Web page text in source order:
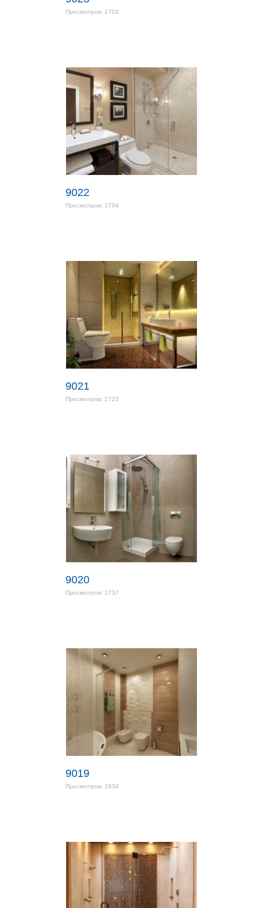
Просмотров: 1702
9022
Просмотров: 1794
9021
Просмотров: 1722
9020
Просмотров: 1737
9019
Просмотров: 1834